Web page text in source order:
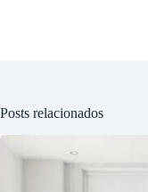
Posts relacionados